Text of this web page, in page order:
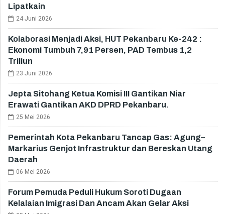
Lipatkain
24 Juni 2026
Kolaborasi Menjadi Aksi, HUT Pekanbaru Ke-242 :
Ekonomi Tumbuh 7,91 Persen, PAD Tembus 1,2
Triliun
23 Juni 2026
Jepta Sitohang Ketua Komisi III Gantikan Niar
Erawati Gantikan AKD DPRD Pekanbaru.
25 Mei 2026
Pemerintah Kota Pekanbaru Tancap Gas: Agung–
Markarius Genjot Infrastruktur dan Bereskan Utang
Daerah
06 Mei 2026
Forum Pemuda Peduli Hukum Soroti Dugaan
Kelalaian Imigrasi Dan Ancam Akan Gelar Aksi